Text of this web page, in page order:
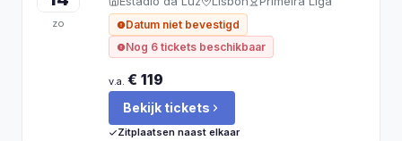
zo
Datum niet bevestigd
Nog 6 tickets beschikbaar
v.a. € 119
Bekijk tickets
Zitplaatsen naast elkaar